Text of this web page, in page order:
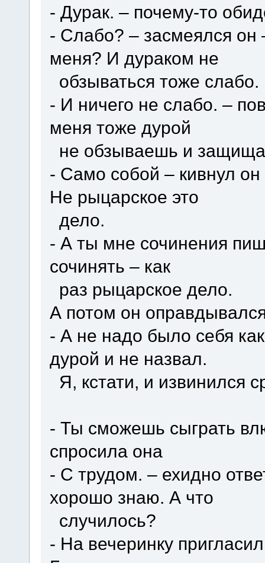
- Дурак. – почему-то
- Слабо? – засмеялся
меня? И дураком не
обзываться тоже слабо.
- И ничего не слабо. –
меня тоже дурой
не обзываешь и
- Само собой – кивнул
Не рыцарское это
дело.
- А ты мне сочинения
сочинять – как
раз рыцарское дело.
А потом он
- А не надо было себя
дурой и не назвал.
Я, кстати, и извинился
- Ты сможешь сыграть
спросила она
- С трудом. – ехидно
хорошо знаю. А что
случилось?
- На вечеринку